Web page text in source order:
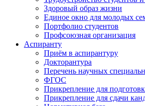
Здоровый образ жизни
Единое окно для молодых
Портфолио студентов
Профсоюзная организация
Аспиранту
Приём в аспирантуру
Докторантура
Перечень научных
ФГОС
Прикрепление для
Прикрепление для сдачи